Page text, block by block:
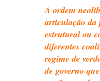
A ordem
articulação da
estrutural ou
diferentes
regime de
de governo